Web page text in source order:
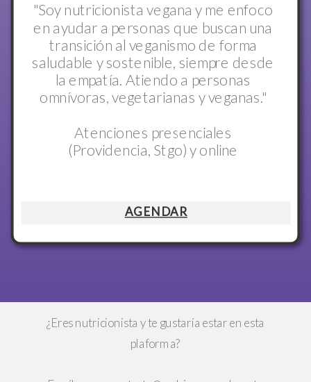
"Soy nutricionista vegana y me enfoco
en ayudar a personas que buscan una
transición al veganismo de forma
saludable y sostenible, siempre desde
la empatía. Atiendo a personas
omnívoras, vegetarianas y veganas."
Atenciones presenciales
(Providencia, Stgo) y online
AGENDAR
¿Eres nutricionista y te gustaría estar en esta
plaforma?